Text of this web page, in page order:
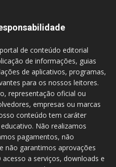
de conteúdo editorial
de informações, guias
de aplicativos, programas,
para os nossos leitores.
representação oficial ou
empresas ou marcas
conteúdo tem caráter
Não realizamos
pagamentos, não
não garantimos aprovações
a serviços, downloads e